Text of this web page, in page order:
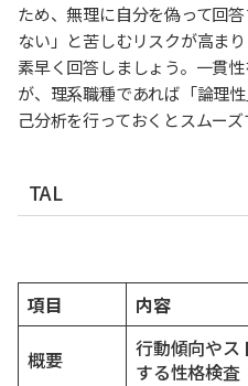
ため、無理に自分を偽って回
ない」と苦しむリスクが高ま
素早く回答しましょう。一貫
が、理系職種であれば「論理
己分析を行っておくとスムーズ
TAL
項目 内容
概要
行動傾向やス
する性格検査